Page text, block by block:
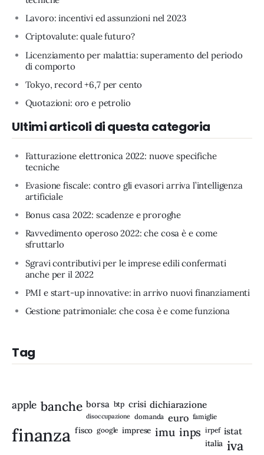
Lavoro: incentivi ed assunzioni nel 2023
Criptovalute: quale futuro?
Licenziamento per malattia: superamento del periodo
di comporto
Tokyo, record +6,7 per cento
Quotazioni: oro e petrolio
Ultimi articoli di questa categoria
Fatturazione elettronica 2022: nuove specifiche
tecniche
Evasione fiscale: contro gli evasori arriva l’intelligenza
artificiale
Bonus casa 2022: scadenze e proroghe
Ravvedimento operoso 2022: che cosa è e come
sfruttarlo
Sgravi contributivi per le imprese edili confermati
anche per il 2022
PMI e start-up innovative: in arrivo nuovi finanziamenti
Gestione patrimoniale: che cosa è e come funziona
Tag
apple banche borsa btp crisi dichiarazione
disoccupazione domanda euro famiglie
finanza fisco google imprese imu inps irpef istat
italia iva